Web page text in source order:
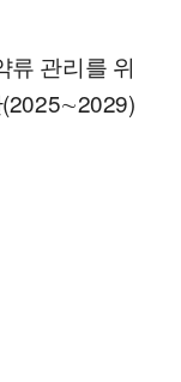
류 관리를 위